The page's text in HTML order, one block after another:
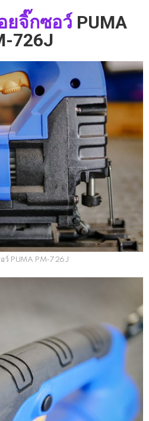
ยจิ๊กซอว์ PUMA
726J
อว์ PUMA PM-726J